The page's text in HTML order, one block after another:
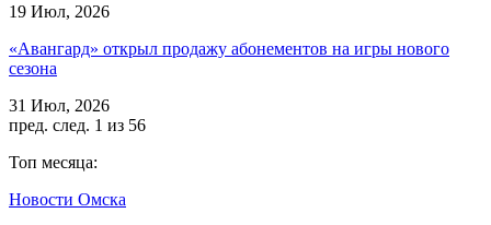
19 Июл, 2026
«Авангард» открыл продажу абонементов на игры нового
сезона
31 Июл, 2026
пред. след. 1 из 56
Топ месяца:
Новости Омска